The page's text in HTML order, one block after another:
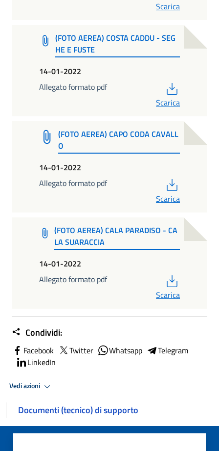
Scarica
(FOTO AEREA) COSTA CADDU - SEG
HE E FUSTE
14-01-2022
Allegato formato pdf
Scarica
(FOTO AEREA) CAPO CODA CAVALL
O
14-01-2022
Allegato formato pdf
Scarica
(FOTO AEREA) CALA PARADISO - CA
LA SUARACCIA
14-01-2022
Allegato formato pdf
Scarica
Condividi:
Facebook Twitter Whatsapp
Telegram
LinkedIn
Vedi azioni
Documenti (tecnico) di supporto